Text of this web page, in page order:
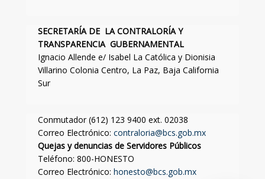
SECRETARÍA DE LA CONTRALORÍA Y
TRANSPARENCIA GUBERNAMENTAL
Ignacio Allende e/ Isabel La Católica y Dionisia
Villarino Colonia Centro, La Paz, Baja California
Sur
Conmutador (612) 123 9400 ext. 02038
Correo Electrónico: contraloria@bcs.gob.mx
Quejas y denuncias de Servidores Públicos
Teléfono: 800-HONESTO
Correo Electrónico: honesto@bcs.gob.mx